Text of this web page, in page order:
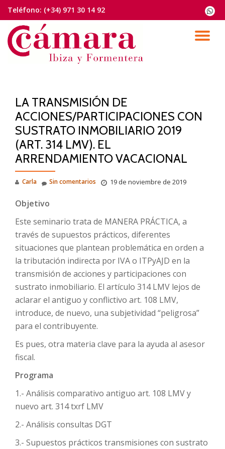
Saltar
contenido
Teléfono: (+34) 971 30 14 92
fa-
LA TRANSMISIÓN DE
ACCIONES/PARTICIPACIONES CON
SUSTRATO INMOBILIARIO 2019
(ART. 314 LMV). EL
ARRENDAMIENTO VACACIONAL
Carla 19 de noviembre de 2019
Sin comentarios
Objetivo
Este seminario trata de MANERA PRÁCTICA, a
través de supuestos prácticos, diferentes
situaciones que plantean problemática en orden a
la tributación indirecta por IVA o ITPyAJD en la
transmisión de acciones y participaciones con
sustrato inmobiliario. El artículo 314 LMV lejos de
aclarar el antiguo y conflictivo art. 108 LMV,
introduce, de nuevo, una subjetividad “peligrosa”
para el contribuyente.
Es pues, otra materia clave para la ayuda al asesor
fiscal.
Programa
1.- Análisis comparativo antiguo art. 108 LMV y
nuevo art. 314 txrf LMV
2.- Análisis consultas DGT
3.- Supuestos prácticos transmisiones con sustrato